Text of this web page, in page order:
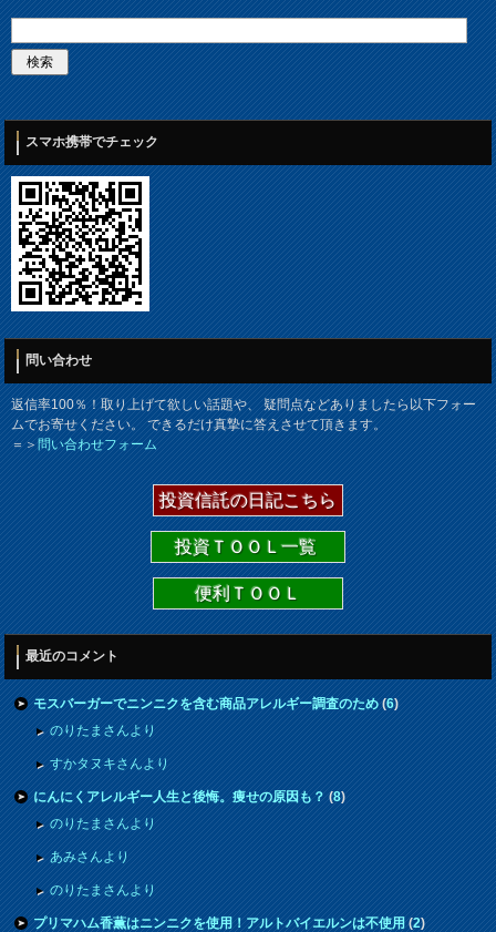
スマホ携帯でチェック
問い合わせ
返信率100％！取り上げて欲しい話題や、 疑問点などありましたら以下フォー
ムでお寄せください。 できるだけ真摯に答えさせて頂きます。
＝＞問い合わせフォーム
投資信託の日記こちら
投資ＴＯＯＬ一覧
便利ＴＯＯＬ
最近のコメント
モスバーガーでニンニクを含む商品アレルギー調査のため(6)
のりたまさんより
すかタヌキさんより
にんにくアレルギー人生と後悔。痩せの原因も？(8)
のりたまさんより
あみさんより
のりたまさんより
プリマハム香薫はニンニクを使用！アルトバイエルンは不使用(2)